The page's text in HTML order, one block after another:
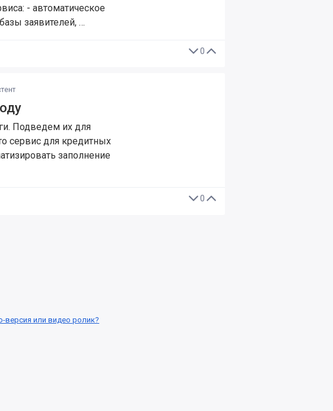
- автоматическое
заявителей, …
0
Подведем их для
сервис для кредитных
заполнение
0
версия или видео ролик?